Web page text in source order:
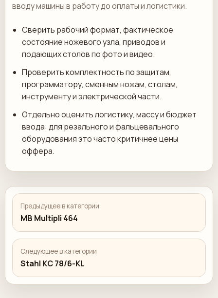
вводу машины в работу до оплаты и логистики.
Сверить рабочий формат, фактическое
состояние ножевого узла, приводов и
подающих столов по фото и видео.
Проверить комплектность по защитам,
программатору, сменным ножам, столам,
инструменту и электрической части.
Отдельно оценить логистику, массу и бюджет
ввода: для резального и фальцевального
оборудования это часто критичнее цены
оффера.
Предыдущее в категории
MB Multipli 464
Следующее в категории
Stahl KC 78/6-KL